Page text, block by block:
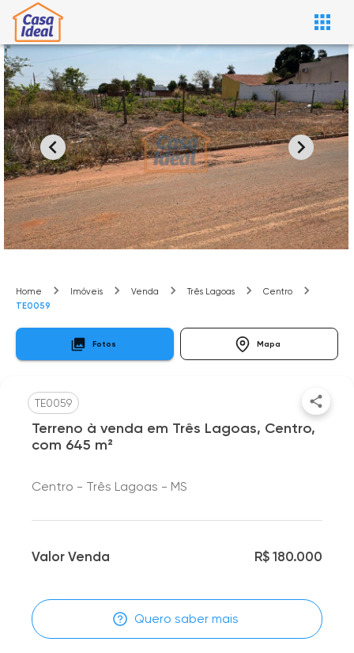
Home Imóveis Venda Três Lagoas
Centro
TE0059
Fotos Mapa
TE0059
Terreno à venda em Três Lagoas, Centro,
com 645 m²
Centro - Três Lagoas - MS
Valor Venda R$ 180.000
Quero saber mais